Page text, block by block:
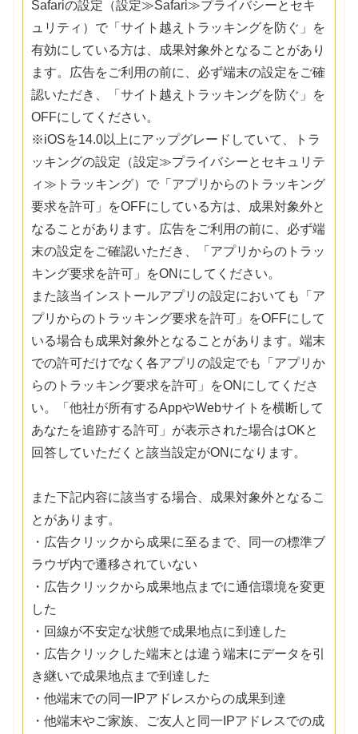
Safariの設定（設定≫Safari≫プライバシーとセキ
ュリティ）で「サイト越えトラッキングを防ぐ」を
有効にしている方は、成果対象外となることがあり
ます。広告をご利用の前に、必ず端末の設定をご確
認いただき、「サイト越えトラッキングを防ぐ」を
OFFにしてください。
※iOSを14.0以上にアップグレードしていて、トラ
ッキングの設定（設定≫プライバシーとセキュリテ
ィ≫トラッキング）で「アプリからのトラッキング
要求を許可」をOFFにしている方は、成果対象外と
なることがあります。広告をご利用の前に、必ず端
末の設定をご確認いただき、「アプリからのトラッ
キング要求を許可」をONにしてください。
また該当インストールアプリの設定においても「ア
プリからのトラッキング要求を許可」をOFFにして
いる場合も成果対象外となることがあります。端末
での許可だけでなく各アプリの設定でも「アプリか
らのトラッキング要求を許可」をONにしてくださ
い。「他社が所有するAppやWebサイトを横断して
あなたを追跡する許可」が表示された場合はOKと
回答していただくと該当設定がONになります。
また下記内容に該当する場合、成果対象外となるこ
とがあります。
・広告クリックから成果に至るまで、同一の標準ブ
ラウザ内で遷移されていない
・広告クリックから成果地点までに通信環境を変更
した
・回線が不安定な状態で成果地点に到達した
・広告クリックした端末とは違う端末にデータを引
き継いで成果地点まで到達した
・他端末での同一IPアドレスからの成果到達
・他端末やご家族、ご友人と同一IPアドレスでの成